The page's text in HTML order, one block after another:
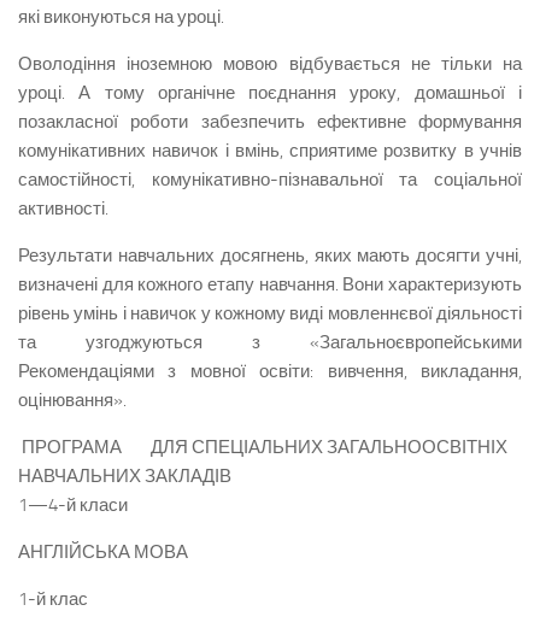
які виконуються на уроці.
Оволодіння іноземною мовою відбувається не тільки на
уроці. А тому органічне поєднання уроку, домашньої і
позакласної роботи забезпечить ефективне формування
комунікативних навичок і вмінь, сприятиме розвитку в учнів
самостійності, комунікативно-пізнавальної та соціальної
активності.
Результати навчальних досягнень, яких мають досягти учні,
визначені для кожного етапу навчання. Вони характеризують
рівень умінь і навичок у кожному виді мовленнєвої діяльності
та узгоджуються з «Загальноєвропейськими
Рекомендаціями з мовної освіти: вивчення, викладання,
оцінювання».
ПРОГРАМА ДЛЯ СПЕЦІАЛЬНИХ ЗАГАЛЬНООСВІТНІХ
НАВЧАЛЬНИХ ЗАКЛАДІВ
1—4-й класи
АНГЛІЙСЬКА МОВА
1-й клас